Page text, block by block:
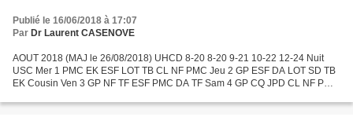
Publié le 16/06/2018 à 17:07
Par Dr Laurent CASENOVE
AOUT 2018 (MAJ le 26/08/2018) UHCD 8-20 8-20 9-21 10-22 12-24 Nuit
USC Mer 1 PMC EK ESF LOT TB CL NF PMC Jeu 2 GP ESF DA LOT SD TB
EK Cousin Ven 3 GP NF TF ESF PMC DA TF Sam 4 GP CQ JPD CL NF PMC